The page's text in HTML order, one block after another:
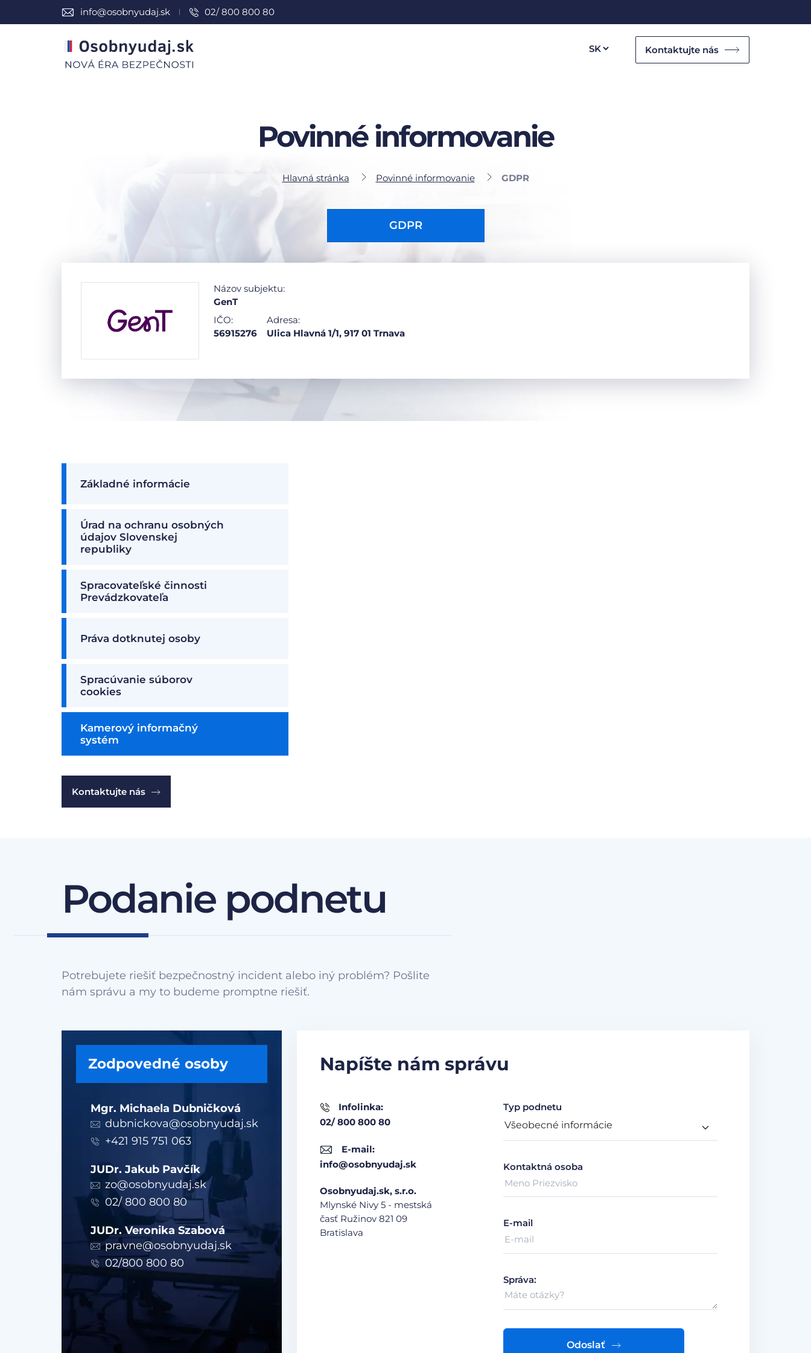
info@osobnyudaj.sk 02/ 800 800 80
Kontaktujte nás
Povinné informovanie
Hlavná stránka Povinné informovanie GDPR
GDPR
Názov subjektu:
GenT
IČO:
56915276
Adresa:
Ulica Hlavná 1/1, 917 01 Trnava
Základné informácie
Úrad na ochranu osobných
údajov Slovenskej
republiky
Spracovateľské činnosti
Prevádzkovateľa
Práva dotknutej osoby
Spracúvanie súborov
cookies
Kamerový informačný
systém
Kontaktujte nás
Podanie podnetu
Potrebujete riešiť bezpečnostný incident alebo iný problém? Pošlite
Zodpovedné osoby
Mgr. Michaela Dubničková
dubnickova@osobnyudaj.sk
+421 915 751 063
JUDr. Jakub Pavčík
zo@osobnyudaj.sk
02/ 800 800 80
JUDr. Veronika Szabová
pravne@osobnyudaj.sk
02/800 800 80
Napíšte nám správu
Infolinka:
02/ 800 800 80
E-mail:
info@osobnyudaj.sk
Osobnyudaj.sk, s.r.o.
Mlynské Nivy 5 - mestská
časť Ružinov 821 09
Bratislava
Typ podnetu
Kontaktná osoba
E-mail
Správa:
Odoslať